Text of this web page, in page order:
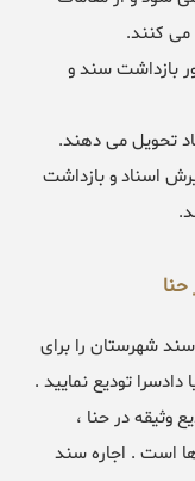
کنند.
بازداشت سند و
اسناد و بازداشت
سند شهرستان را برای
دادسرا تودیع نمایید .
وثیقه در حنا ،
است . اجاره سند